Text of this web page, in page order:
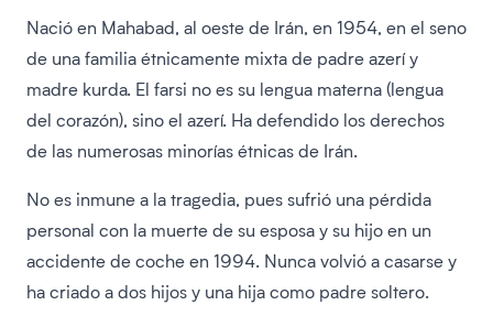
Nació en Mahabad, al oeste de Irán, en 1954, en el seno
de una familia étnicamente mixta de padre azerí y
madre kurda. El farsi no es su lengua materna (lengua
del corazón), sino el azerí. Ha defendido los derechos
de las numerosas minorías étnicas de Irán.
No es inmune a la tragedia, pues sufrió una pérdida
personal con la muerte de su esposa y su hijo en un
accidente de coche en 1994. Nunca volvió a casarse y
ha criado a dos hijos y una hija como padre soltero.